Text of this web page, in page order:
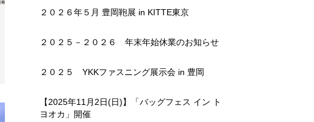
２０２６年５月 豊岡鞄展 in KITTE東京
２０２５－２０２６ 年末年始休業のお知らせ
２０２５ YKKファスニング展示会 in 豊岡
【2025年11月2日(日)】「バッグフェス イン ト
ヨオカ」開催